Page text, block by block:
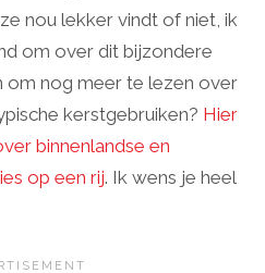
nou lekker vindt of niet, ik
om over dit bijzondere
om nog meer te lezen over
kerstgebruiken? Hier
binnenlandse en
op een rij. Ik wens je heel